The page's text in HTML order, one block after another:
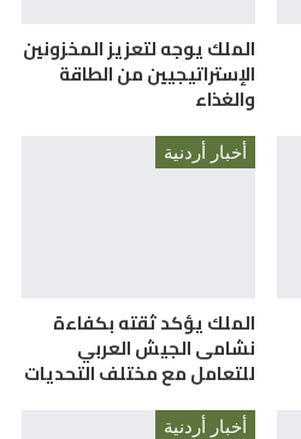
الملك يوجه لتعزيز المخزونين
الإستراتيجيين من الطاقة
والغذاء
أخبار أردنية
الملك يؤكد ثقته بكفاءة
نشامى الجيش العربي
للتعامل مع مختلف التحديات
أخبار أردنية